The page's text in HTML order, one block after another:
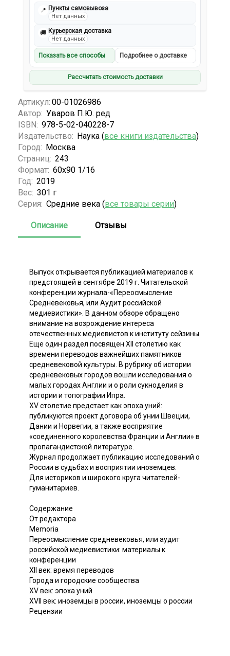
📍 Пункты самовывоза
Нет данных
🚚 Курьерская доставка
Нет данных
Показать все способы Подробнее о доставке
Рассчитать стоимость доставки
Артикул: 00-01026986
Автор: Уваров П.Ю. ред
ISBN: 978-5-02-040228-7
Издательство: Наука (все книги издательства)
Город: Москва
Страниц: 243
Формат: 60х90 1/16
Год: 2019
Вес: 301 г
Серия: Средние века (все товары серии)
Описание Отзывы
Выпуск открывается публикацией материалов к
предстоящей в сентябре 2019 г. Читательской
конференции журнала-«Переосмысление
Средневековья, или Аудит российской
медиевистики». В данном обзоре обращено
внимание на возрождение интереса
отечественных медиевистов к институту сейзины.
Еще один раздел посвящен XII столетию как
времени переводов важнейших памятников
средневековой культуры. В рубрику об истории
средневековых городов вошли исследования о
малых городах Англии и о роли сукноделия в
истории и топографии Ипра.
XV столетие предстает как эпоха уний:
публикуются проект договора об унии Швеции,
Дании и Норвегии, а также восприятие
«соединенного королевства Франции и Англии» в
пропагандистской литературе.
Журнал продолжает публикацию исследований о
России в судьбах и восприятии иноземцев.
Для историков и широкого круга читателей-
гуманитариев.
Содержание
От редактора
Memoria
Переосмысление средневековья, или аудит
российской медиевистики: материалы к
конференции
XII век: время переводов
Города и городские сообщества
XV век: эпоха уний
XVII век: иноземцы в россии, иноземцы о россии
Рецензии